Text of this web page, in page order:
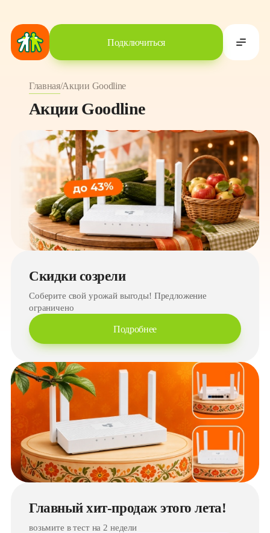
Подключиться
Главная/Акции Goodline
Акции Goodline
Скидки созрели
Соберите свой урожай выгоды! Предложение
ограничено
Подробнее
Главный хит-продаж этого лета!
возьмите в тест на 2 недели